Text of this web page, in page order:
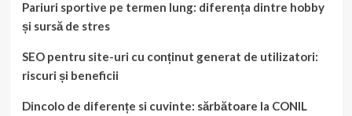
Pariuri sportive pe termen lung: diferența dintre hobby
și sursă de stres
SEO pentru site-uri cu conținut generat de utilizatori:
riscuri și beneficii
Dincolo de diferențe si cuvinte: sărbătoare la CONIL